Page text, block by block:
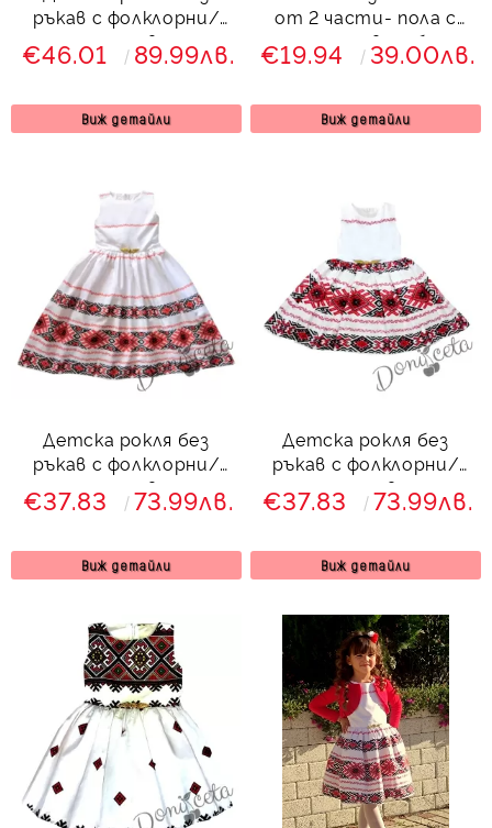
ръкав с фолклорни/
етно мотиви тип
народна носия с
8465734
€46.01 89.99лв.
Виж детайли
от 2 части- пола с
етно мотиви и блуза
с къдрици
€19.94 39.00лв.
Виж детайли
Детска рокля без
ръкав с фолклорни/
етно мотиви тип
народна носия 8466461
€37.83 73.99лв.
Виж детайли
Детска рокля без
ръкав с фолклорни/
етно мотиви тип
народна носия 6825423
€37.83 73.99лв.
Виж детайли